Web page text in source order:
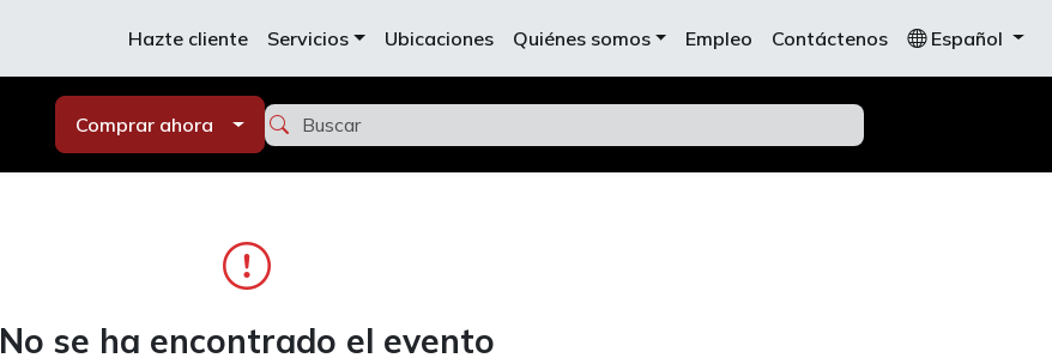
Hazte cliente Servicios Ubicaciones Quiénes somos Empleo Contáctenos Español
Comprar ahora
No se ha encontrado el evento